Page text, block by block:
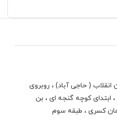
انقلاب ( حاجی آباد) ، روبروی
ابتدای كوچه گنجه ای ، بن
كسری ، طبقه سوم